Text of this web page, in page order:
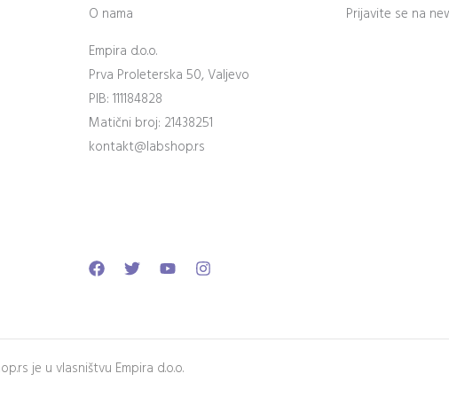
O nama
Empira d.o.o.
Prva Proleterska 50, Valjevo
PIB: 111184828
Matični broj: 21438251
kontakt@labshop.rs
Facebook
Prijavite se na
je u vlasništvu Empira d.o.o.